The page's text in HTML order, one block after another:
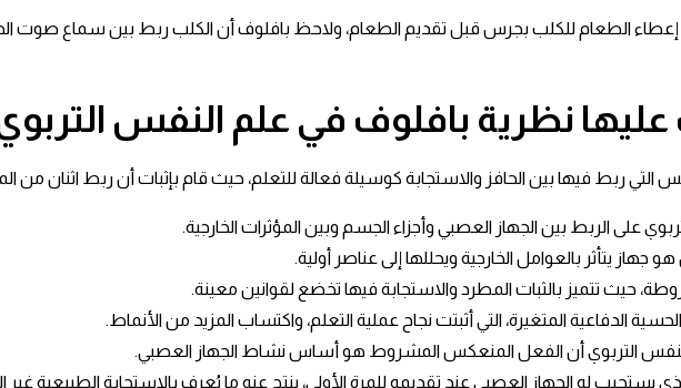
الطعام للكلب بجرس قبل تقديم الطعام، ولاحظ بافلوف أن الكلب ربط بين سماع صوت
نظرية بافلوف في علم النفس
ربط فيها بين الحافز والاستجابة كوسيلة فعالة للتعلم، حيث قام بإثبات أن ربط اثنان من
على الربط بين الجهاز العصبي وأجزاء الجسم وبين المؤثرات الخارجية.
جهاز يتأثر بالعوامل الخارجية ويحللها إلى عناصر أولية.
حيث تتميز بالثبات المطرد والاستجابة فيها تخضع لقوانين معينة.
الدفاعية المتغيرة، التي أثبتت نجاح عملية التعلم، واكتساب المزيد من الأنماط.
التربوي أن الفعل المنعكس المشروط هو أساس نشاط الجهاز العصبي.
يستجيب له الجهاز العصبي عند تقديمه للمرة الأولى، ينتج عنه ما يُعرف بالاستجابة الطبيعية غير